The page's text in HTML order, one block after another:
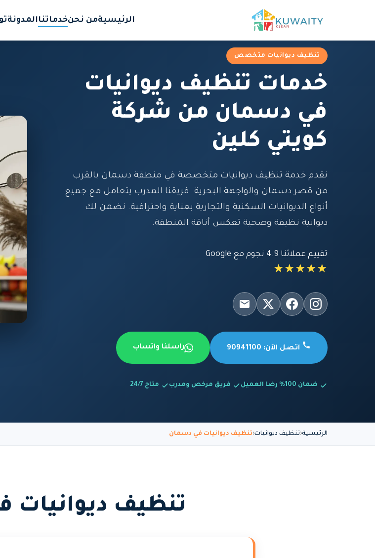
الرئيسيةمن نحنخدماتناالمدونة
تنظيف ديوانيات متخصص
خدمات تنظيف ديوانيات
في دسمان من شركة
كويتي كلين
نقدم خدمة تنظيف ديوانيات متخصصة في منطقة دسمان بالقرب
من قصر دسمان والواجهة البحرية. فريقنا المدرب يتعامل مع جميع
أنواع الديوانيات السكنية والتجارية بعناية واحترافية. نضمن لك
ديوانية نظيفة وصحية تعكس أناقة المنطقة.
تقييم عملائنا 4.9 نجوم مع Google
★★★★★
اتصل الآن: 90941100 راسلنا واتساب
ضمان 100% رضا العميل فريق مرخص ومدرب متاح 24/7
الرئيسية تنظيف ديوانيات تنظيف ديوانيات في دسمان
تنظيف